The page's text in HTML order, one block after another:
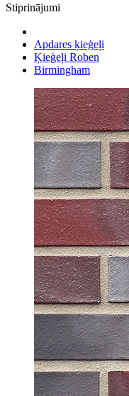
Stiprinājumi
Apdares ķieģeļi
Ķieģeļi Roben
Birmingham